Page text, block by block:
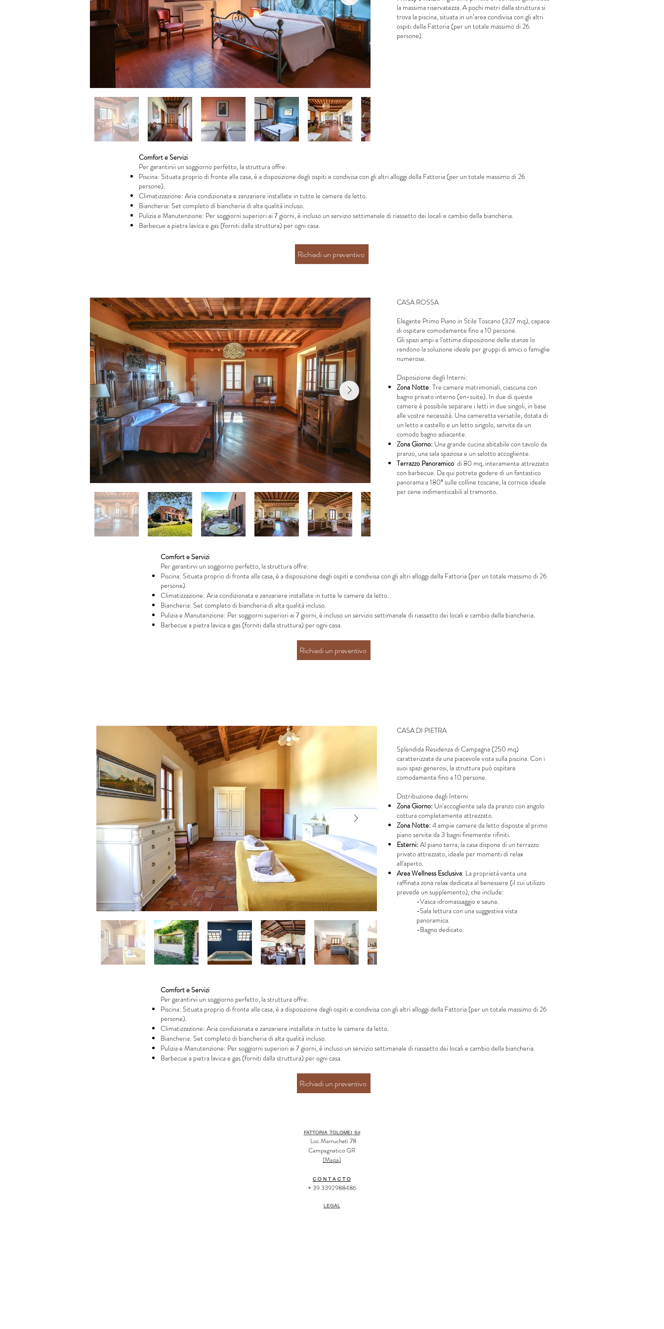
la massima riservatezza. A pochi metri dalla struttura si
trova la piscina, situata in un’area condivisa con gli altri
ospiti della Fattoria (per un totale massimo di 26
persone).
Comfort e Servizi
Per garantirvi un soggiorno perfetto, la struttura offre:
Piscina: Situata proprio di fronte alla casa, è a disposizione degli ospiti e condivisa con gli altri alloggi della Fattoria (per un totale massimo di 26
persone).
Climatizzazione: Aria condizionata e zanzariere installate in tutte le camere da letto.
Biancheria: Set completo di biancheria di alta qualità incluso.
Pulizia e Manutenzione: Per soggiorni superiori ai 7 giorni, è incluso un servizio settimanale di riassetto dei locali e cambio della biancheria.
Barbecue a pietra lavica e gas (forniti dalla struttura) per ogni casa.
Richiedi un preventivo
CASA ROSSA
Elegante Primo Piano in Stile Toscano (327 mq), capace
di ospitare comodamente fino a 10 persone.
Gli spazi ampi e l'ottima disposizione delle stanze lo
rendono la soluzione ideale per gruppi di amici o famiglie
numerose.
Disposizione degli Interni:
Zona Notte: Tre camere matrimoniali, ciascuna con
bagno privato interno (en-suite). In due di queste
camere è possibile separare i letti in due singoli, in base
alle vostre necessità. Una cameretta versatile, dotata di
un letto a castello e un letto singolo, servita da un
comodo bagno adiacente.
Zona Giorno: Una grande cucina abitabile con tavolo da
pranzo, una sala spaziosa e un salotto accogliente.
Terrazzo Panoramico di 80 mq, interamente attrezzato
con barbecue. Da qui potrete godere di un fantastico
panorama a 180° sulle colline toscane, la cornice ideale
per cene indimenticabili al tramonto.
Comfort e Servizi
Per garantirvi un soggiorno perfetto, la struttura offre:
Piscina: Situata proprio di fronte alla casa, è a disposizione degli ospiti e condivisa con gli altri alloggi della Fattoria (per un totale massimo di 26
persone).
Climatizzazione: Aria condizionata e zanzariere installate in tutte le camere da letto.
Biancheria: Set completo di biancheria di alta qualità incluso.
Pulizia e Manutenzione: Per soggiorni superiori ai 7 giorni, è incluso un servizio settimanale di riassetto dei locali e cambio della biancheria.
Barbecue a pietra lavica e gas (forniti dalla struttura) per ogni casa.
Richiedi un preventivo
CASA DI PIETRA
Splendida Residenza di Campagna (250 mq)
caratterizzata da una piacevole vista sulla piscina. Con i
suoi spazi generosi, la struttura può ospitare
comodamente fino a 10 persone.
Distribuzione degli Interni
Zona Giorno: Un'accogliente sala da pranzo con angolo
cottura completamente attrezzato.
Zona Notte: 4 ampie camere da letto disposte al primo
piano servite da 3 bagni finemente rifiniti.
Esterni: Al piano terra, la casa dispone di un terrazzo
privato attrezzato, ideale per momenti di relax
all'aperto.
Area Wellness Esclusiva: La proprietà vanta una
raffinata zona relax dedicata al benessere (il cui utilizzo
prevede un supplemento), che include:
-Vasca idromassaggio e sauna.
-Sala lettura con una suggestiva vista
panoramica.
-Bagno dedicato.
Comfort e Servizi
Per garantirvi un soggiorno perfetto, la struttura offre:
Piscina: Situata proprio di fronte alla casa, è a disposizione degli ospiti e condivisa con gli altri alloggi della Fattoria (per un totale massimo di 26
persone).
Climatizzazione: Aria condizionata e zanzariere installate in tutte le camere da letto.
Biancheria: Set completo di biancheria di alta qualità incluso.
Pulizia e Manutenzione: Per soggiorni superiori ai 7 giorni, è incluso un servizio settimanale di riassetto dei locali e cambio della biancheria.
Barbecue a pietra lavica e gas (forniti dalla struttura) per ogni casa.
Richiedi un preventivo
FATTORIA TOLOMEI Srl
Loc.Marrucheti 78
Campagnatico GR
(Mapa)
C O N T A C T O
+ 39 3392988486
LEGAL